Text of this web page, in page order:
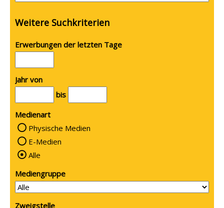
Weitere Suchkriterien
Erwerbungen der letzten Tage
Jahr von
bis
Medienart
Physische Medien
E-Medien
Alle
Mediengruppe
Zweigstelle